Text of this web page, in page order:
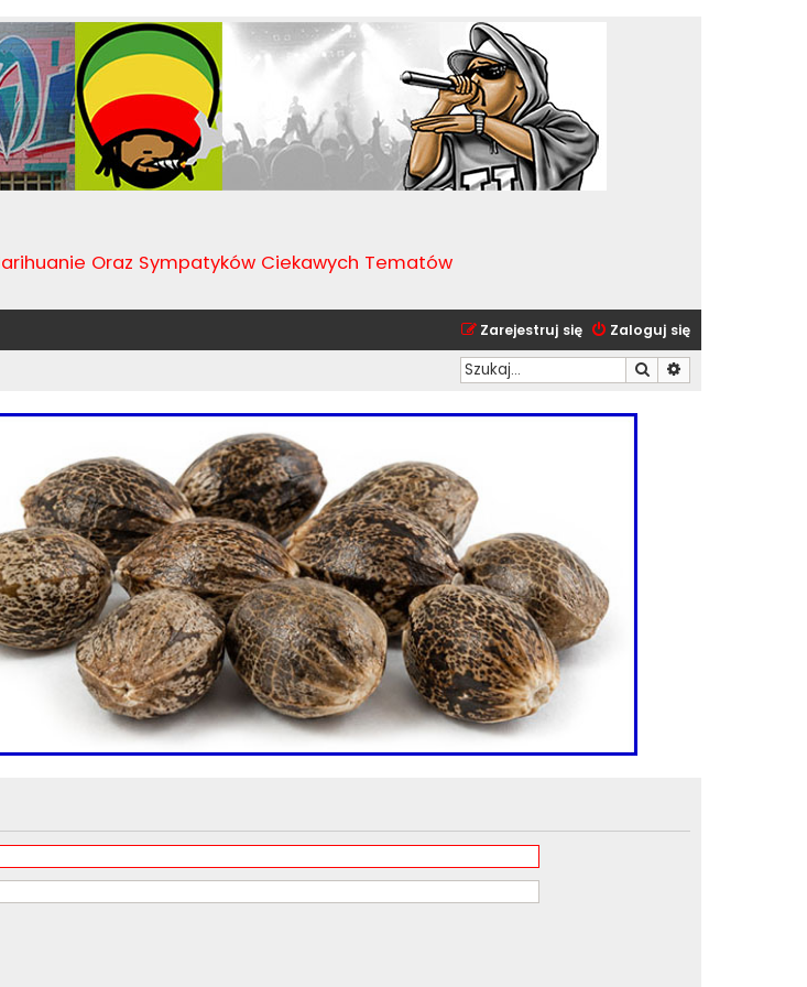
Oraz Sympatyków Ciekawych Tematów
Zaloguj się
Zarejestruj się
Szukaj